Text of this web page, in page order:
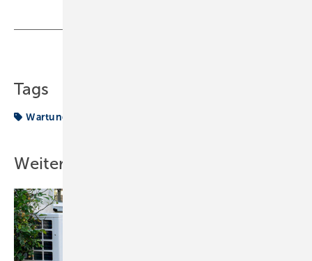
Tags
Wartung
Weitere Inhalte